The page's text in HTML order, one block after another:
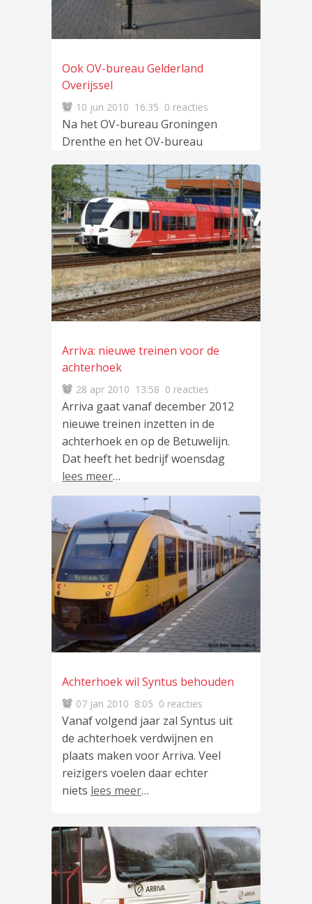
Ook OV-bureau Gelderland
Overijssel
10 jun 2010 16:35 0 reacties
Na het OV-bureau Groningen
Drenthe en het OV-bureau
bureau Gelderland Overijssel.
Dat meldt vakblad OV-Magazine
lees meer …
Arriva: nieuwe treinen voor de
achterhoek
28 apr 2010 13:58 0 reacties
Arriva gaat vanaf december 2012
nieuwe treinen inzetten in de
achterhoek en op de Betuwelijn.
Dat heeft het bedrijf woensdag
lees meer…
Achterhoek wil Syntus behouden
07 jan 2010 8:05 0 reacties
Vanaf volgend jaar zal Syntus uit
de achterhoek verdwijnen en
plaats maken voor Arriva. Veel
reizigers voelen daar echter
niets lees meer…